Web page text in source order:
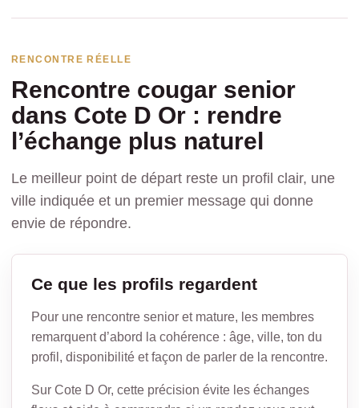
RENCONTRE RÉELLE
Rencontre cougar senior
dans Cote D Or : rendre
l’échange plus naturel
Le meilleur point de départ reste un profil clair, une
ville indiquée et un premier message qui donne
envie de répondre.
Ce que les profils regardent
Pour une rencontre senior et mature, les membres
remarquent d’abord la cohérence : âge, ville, ton du
profil, disponibilité et façon de parler de la rencontre.
Sur Cote D Or, cette précision évite les échanges